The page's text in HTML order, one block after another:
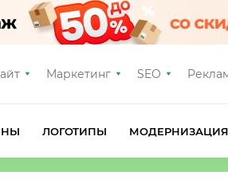
Маркетинг SEO
ЛОГОТИПЫ